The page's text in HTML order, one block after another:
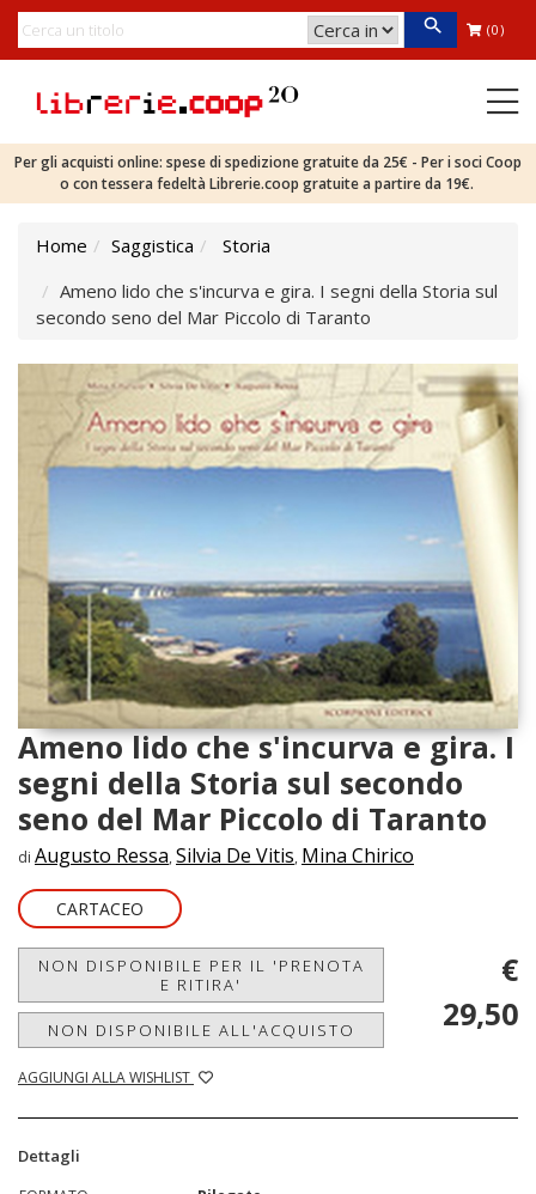
(0)
Per gli acquisti online: spese di spedizione gratuite da 25€ - Per i soci Coop
o con tessera fedeltà Librerie.coop gratuite a partire da 19€.
Home Saggistica
Storia
Ameno lido che s'incurva e gira. I segni della Storia sul
secondo seno del Mar Piccolo di Taranto
Ameno lido che s'incurva e gira. I
segni della Storia sul secondo
seno del Mar Piccolo di Taranto
di Augusto Ressa, Silvia De Vitis, Mina Chirico
CARTACEO
NON DISPONIBILE PER IL 'PRENOTA
E RITIRA'
NON DISPONIBILE ALL'ACQUISTO
AGGIUNGI ALLA WISHLIST
€
29,50
Dettagli